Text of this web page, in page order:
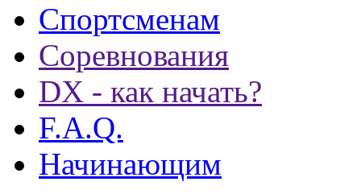
Спортсменам
Соревнования
DX - как начать?
F.A.Q.
Начинающим